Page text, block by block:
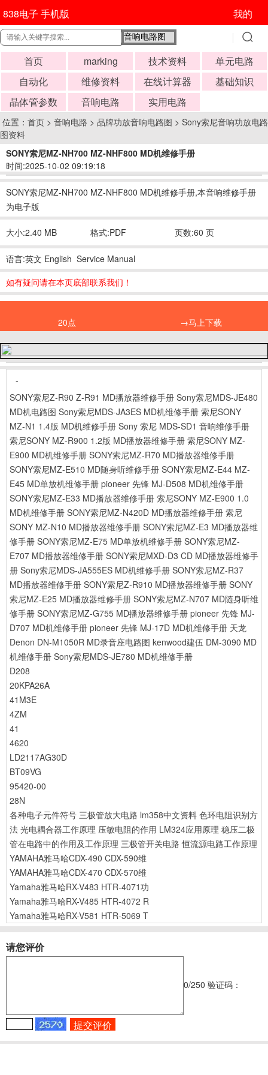
838电子 手机版 我的
首页 marking 技术资料
单元电路
自动化
维修资料 在线计算器
基础知识
晶体管参数
音响电路 实用电路
位置： 首页 > 音响电路 > 品牌功放音响电路图 > Sony索尼音响功放电路
图资料
SONY索尼MZ-NH700 MZ-NHF800 MD机维修手册
时间:2025-10-02 09:19:18
SONY索尼MZ-NH700 MZ-NHF800 MD机维修手册,本音响维修手册
为电子版
大小:2.40 MB 格式:PDF 页数:60 页
语言:英文 English Service Manual
如有疑问请在本页底部联系我们！
20点 →马上下载
-
SONY索尼Z-R90 Z-R91 MD播放器维修手册 Sony索尼MDS-JE480
MD机电路图 Sony索尼MDS-JA3ES MD机维修手册 索尼SONY
MZ-N1 1.4版 MD机维修手册 Sony 索尼 MDS-SD1 音响维修手册
索尼SONY MZ-R900 1.2版 MD播放器维修手册 索尼SONY MZ-
E900 MD机维修手册 SONY索尼MZ-R70 MD播放器维修手册
SONY索尼MZ-E510 MD随身听维修手册 SONY索尼MZ-E44 MZ-
E45 MD单放机维修手册 pioneer 先锋 MJ-D508 MD机维修手册
SONY索尼MZ-E33 MD播放器维修手册 索尼SONY MZ-E900 1.0
MD机维修手册 SONY索尼MZ-N420D MD播放器维修手册 索尼
SONY MZ-N10 MD播放器维修手册 SONY索尼MZ-E3 MD播放器维
修手册 SONY索尼MZ-E75 MD单放机维修手册 SONY索尼MZ-
E707 MD播放器维修手册 SONY索尼MXD-D3 CD MD播放器维修手
册 Sony索尼MDS-JA555ES MD机维修手册 SONY索尼MZ-R37
MD播放器维修手册 SONY索尼Z-R910 MD播放器维修手册 SONY
索尼MZ-E25 MD播放器维修手册 SONY索尼MZ-N707 MD随身听维
修手册 SONY索尼MZ-G755 MD播放器维修手册 pioneer 先锋 MJ-
D707 MD机维修手册 pioneer 先锋 MJ-17D MD机维修手册 天龙
Denon DN-M1050R MD录音座电路图 kenwood建伍 DM-3090 MD
机维修手册 Sony索尼MDS-JE780 MD机维修手册
D208
20KPA26A
41M3E
4ZM
41
4620
LD2117AG30D
BT09VG
95420-00
28N
各种电子元件符号 三极管放大电路 lm358中文资料 色环电阻识别方
法 光电耦合器工作原理 压敏电阻的作用 LM324应用原理 稳压二极
管在电路中的作用及工作原理 三极管开关电路 恒流源电路工作原理
YAMAHA雅马哈CDX-490 CDX-590维
YAMAHA雅马哈CDX-470 CDX-570维
Yamaha雅马哈RX-V483 HTR-4071功
Yamaha雅马哈RX-V485 HTR-4072 R
Yamaha雅马哈RX-V581 HTR-5069 T
请您评价
0/250 验证码：